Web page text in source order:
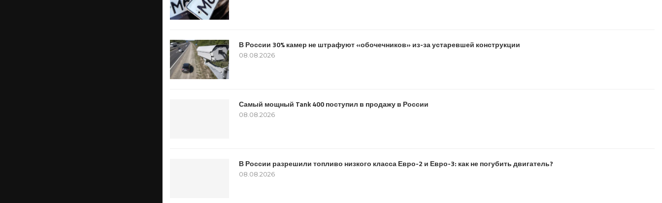
В России 30% камер не штрафуют «обочечников» из-за устаревшей конструкции
08.08.2026
Самый мощный Tank 400 поступил в продажу в России
08.08.2026
В России разрешили топливо низкого класса Евро-2 и Евро-3: как не погубить двигатель?
08.08.2026